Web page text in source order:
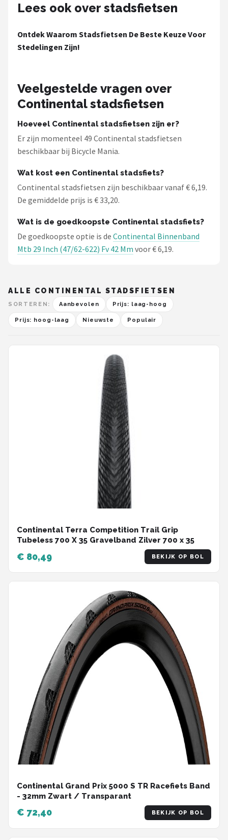
Lees ook over stadsfietsen
Ontdek Waarom Stadsfietsen De Beste Keuze Voor
Stedelingen Zijn!
Veelgestelde vragen over
Continental stadsfietsen
Hoeveel Continental stadsfietsen zijn er?
Er zijn momenteel 49 Continental stadsfietsen
beschikbaar bij Bicycle Mania.
Wat kost een Continental stadsfiets?
Continental stadsfietsen zijn beschikbaar vanaf € 6,19.
De gemiddelde prijs is € 33,20.
Wat is de goedkoopste Continental stadsfiets?
De goedkoopste optie is de Continental Binnenband
Mtb 29 Inch (47/62-622) Fv 42 Mm voor € 6,19.
ALLE CONTINENTAL STADSFIETSEN
SORTEREN: Aanbevolen Prijs: laag-hoog
Prijs: hoog-laag Nieuwste Populair
Continental Terra Competition Trail Grip
Tubeless 700 X 35 Gravelband Zilver 700 x 35
€ 80,49 BEKIJK OP BOL
Continental Grand Prix 5000 S TR Racefiets Band
- 32mm Zwart / Transparant
€ 72,40 BEKIJK OP BOL